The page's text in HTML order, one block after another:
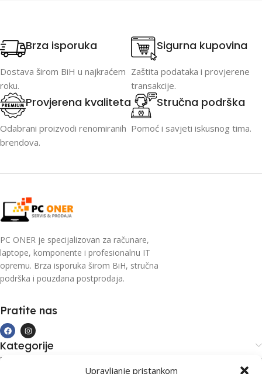
Upravljanje pristankom
Brza isporuka
Dostava širom BiH u najkraćem
roku.
Sigurna kupovina
Zaštita podataka i provjerene
transakcije.
Provjerena kvaliteta
Odabrani proizvodi renomiranih
brendova.
Stručna podrška
Pomoć i savjeti iskusnog tima.
PC ONER je specijalizovan za računare,
laptope, komponente i profesionalnu IT
opremu. Brza isporuka širom BiH, stručna
podrška i pouzdana postprodaja.
Pratite nas
Kategorije
Kupovina i podrška